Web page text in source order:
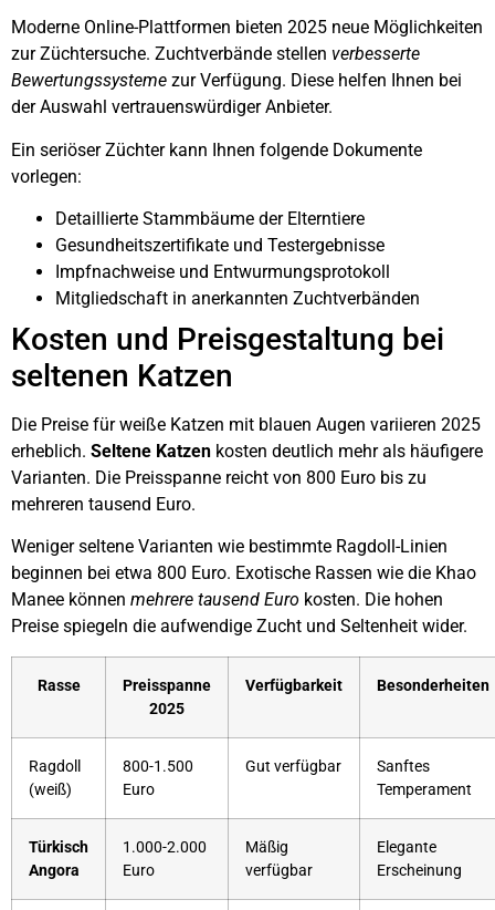
Moderne Online-Plattformen bieten 2025 neue Möglichkeiten
zur Züchtersuche. Zuchtverbände stellen verbesserte
Bewertungssysteme zur Verfügung. Diese helfen Ihnen bei
der Auswahl vertrauenswürdiger Anbieter.
Ein seriöser Züchter kann Ihnen folgende Dokumente
vorlegen:
Detaillierte Stammbäume der Elterntiere
Gesundheitszertifikate und Testergebnisse
Impfnachweise und Entwurmungsprotokoll
Mitgliedschaft in anerkannten Zuchtverbänden
Kosten und Preisgestaltung bei
seltenen Katzen
Die Preise für weiße Katzen mit blauen Augen variieren 2025
erheblich. Seltene Katzen kosten deutlich mehr als häufigere
Varianten. Die Preisspanne reicht von 800 Euro bis zu
mehreren tausend Euro.
Weniger seltene Varianten wie bestimmte Ragdoll-Linien
beginnen bei etwa 800 Euro. Exotische Rassen wie die Khao
Manee können mehrere tausend Euro kosten. Die hohen
Preise spiegeln die aufwendige Zucht und Seltenheit wider.
Rasse
Preisspanne
2025
Verfügbarkeit Besonderheiten
Ragdoll
(weiß)
800-1.500
Euro
Gut verfügbar
Sanftes
Temperament
Türkisch
Angora
1.000-2.000
Euro
Mäßig
verfügbar
Elegante
Erscheinung